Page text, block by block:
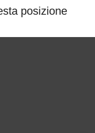
posizione